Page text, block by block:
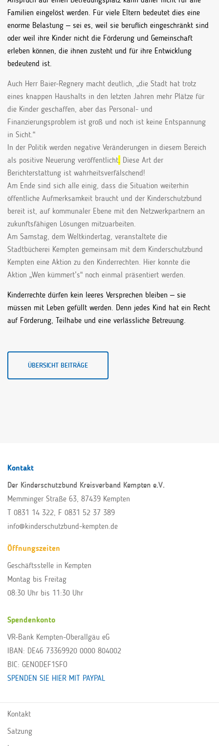
Familien eingelöst werden. Für viele Eltern bedeutet dies eine
enorme Belastung – sei es, weil sie beruflich eingeschränkt sind
oder weil ihre Kinder nicht die Förderung und Gemeinschaft
erleben können, die ihnen zusteht und für ihre Entwicklung
bedeutend ist.
Auch Herr Baier-Regnery macht deutlich, „die Stadt hat trotz
eines knappen Haushalts in den letzten Jahren mehr Plätze für
die Kinder geschaffen, aber das Personal- und
Finanzierungsproblem ist groß und noch ist keine Entspannung
in Sicht.“
In der Politik werden negative Veränderungen in diesem Bereich
als positive Neuerung veröffentlicht Diese Art der
Berichterstattung ist wahrheitsverfälschend!
Am Ende sind sich alle einig, dass die Situation weiterhin
öffentliche Aufmerksamkeit braucht und der Kinderschutzbund
bereit ist, auf kommunaler Ebene mit den Netzwerkpartnern an
zukunftsfähigen Lösungen mitzuarbeiten.
Am Samstag, dem Weltkindertag, veranstaltete die
Stadtbücherei Kempten gemeinsam mit dem Kinderschutzbund
Kempten eine Aktion zu den Kinderrechten. Hier konnte die
Aktion „Wen kümmert’s“ noch einmal präsentiert werden.
Kinderrechte dürfen kein leeres Versprechen bleiben – sie
müssen mit Leben gefüllt werden. Denn jedes Kind hat ein Recht
auf Förderung, Teilhabe und eine verlässliche Betreuung.
ÜBERSICHT BEITRÄGE
Kontakt
Der Kinderschutzbund Kreisverband Kempten e.V.
Memminger Straße 63, 87439 Kempten
T 0831 14 322 , F 0831 52 37 389
info@kinderschutzbund-kempten.de
Öffnungszeiten
Geschäftsstelle in Kempten
Montag bis Freitag
08:30 Uhr bis 11:30 Uhr
Spendenkonto
VR-Bank Kempten-Oberallgäu eG
IBAN: DE46 73369920 0000 804002
BIC: GENODEF1SFO
SPENDEN SIE HIER MIT PAYPAL
Kontakt
Satzung